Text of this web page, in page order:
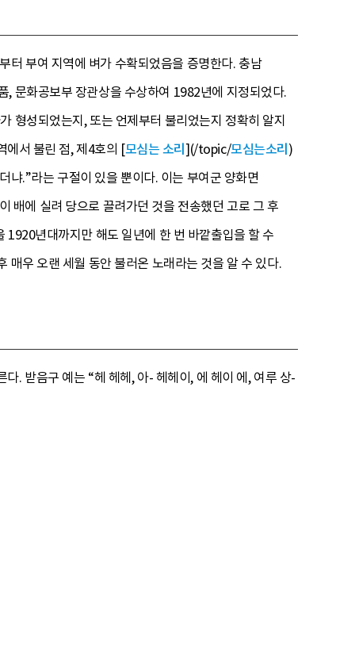
터 부여 지역에 벼가 수확되었음을 증명한다. 충남
, 문화공보부 장관상을 수상하여 1982년에 지정되었다.
형성되었는지, 또는 언제부터 불리었는지 정확히 알지
에서 불린 점, 제4호의 [모심는 소리](/topic/모심는소리)
냐.”라는 구절이 있을 뿐이다. 이는 부여군 양화면
배에 실려 당으로 끌려가던 것을 전송했던 고로 그 후
년대까지만 해도 일년에 한 번 바깥출입을 할 수
매우 오랜 세월 동안 불러온 노래라는 것을 알 수 있다.
. 받음구 예는 “헤 헤헤, 아- 헤헤이, 에 헤이 에, 여루 상-